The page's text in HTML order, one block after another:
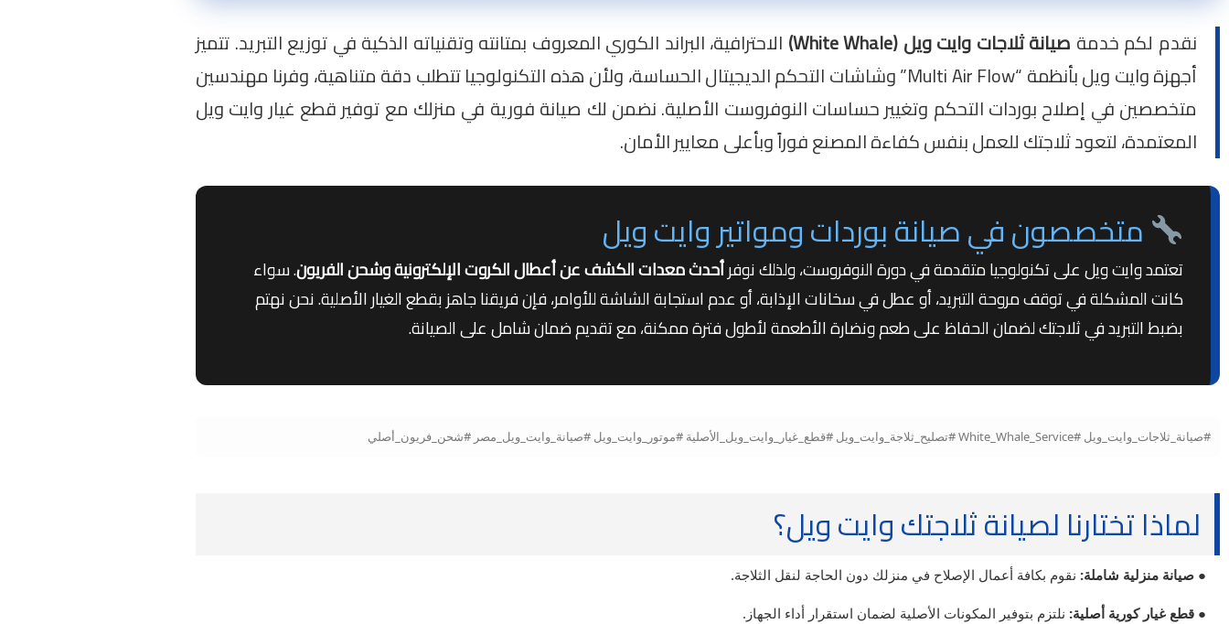
نقدم لكم خدمة صيانة ثلاجات وايت ويل (White Whale)
الاحترافية، البراند الكوري المعروف بمتانته وتقنياته الذكية في توزيع التبريد. تتميز
أجهزة وايت ويل بأنظمة “Multi Air Flow” وشاشات التحكم الديجيتال الحساسة، ولأن هذه التكنولوجيا تتطلب دقة متناهية، وفرنا مهندسين
متخصصين في إصلاح بوردات التحكم وتغيير حساسات النوفروست الأصلية. نضمن لك صيانة فورية في منزلك مع توفير قطع غيار وايت ويل
المعتمدة، لتعود ثلاجتك للعمل بنفس كفاءة المصنع فوراً وبأعلى معايير الأمان.
متخصصون في صيانة بوردات ومواتير وايت ويل
تعتمد وايت ويل على تكنولوجيا متقدمة في دورة النوفروست، ولذلك نوفرأحدث معدات الكشف عن أعطال الكروت الإلكترونية وشحن الفريون. سواء
كانت المشكلة في توقف مروحة التبريد، أو عطل في سخانات الإذابة، أو عدم استجابة الشاشة للأوامر، فإن فريقنا جاهز بقطع الغيار الأصلية. نحن نهتم
بضبط التبريد في ثلاجتك لضمان الحفاظ على طعم ونضارة الأطعمة لأطول فترة ممكنة، مع تقديم ضمان شامل على الصيانة.
#صيانة_ثلاجات_وايت_ويل #White_Whale_Service #تصليح_ثلاجة_وايت_ويل #قطع_غيار_وايت_ويل_الأصلية #موتور_وايت_ويل #صيانة_وايت_ويل_مصر #شحن_فريون_أصلي
لماذا تختارنا لصيانة ثلاجتك وايت ويل؟
● صيانة منزلية شاملة: نقوم بكافة أعمال الإصلاح في منزلك دون الحاجة لنقل الثلاجة.
● قطع غيار كورية أصلية: نلتزم بتوفير المكونات الأصلية لضمان استقرار أداء الجهاز.